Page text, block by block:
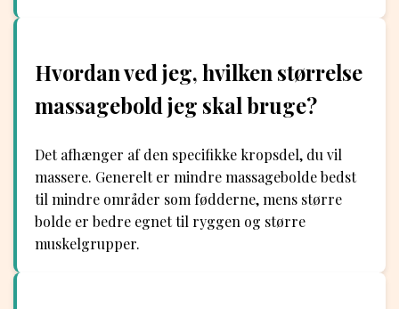
Hvordan ved jeg, hvilken størrelse
massagebold jeg skal bruge?
Det afhænger af den specifikke kropsdel, du vil
massere. Generelt er mindre massagebolde bedst
til mindre områder som fødderne, mens større
bolde er bedre egnet til ryggen og større
muskelgrupper.